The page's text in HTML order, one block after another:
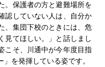
。保護者の方と避難場所を
認していない人は、自分か
、集団下校のときには、危
見てほしい。」と話しまし
こそ、川通中が今年度目指
を発揮している姿です。